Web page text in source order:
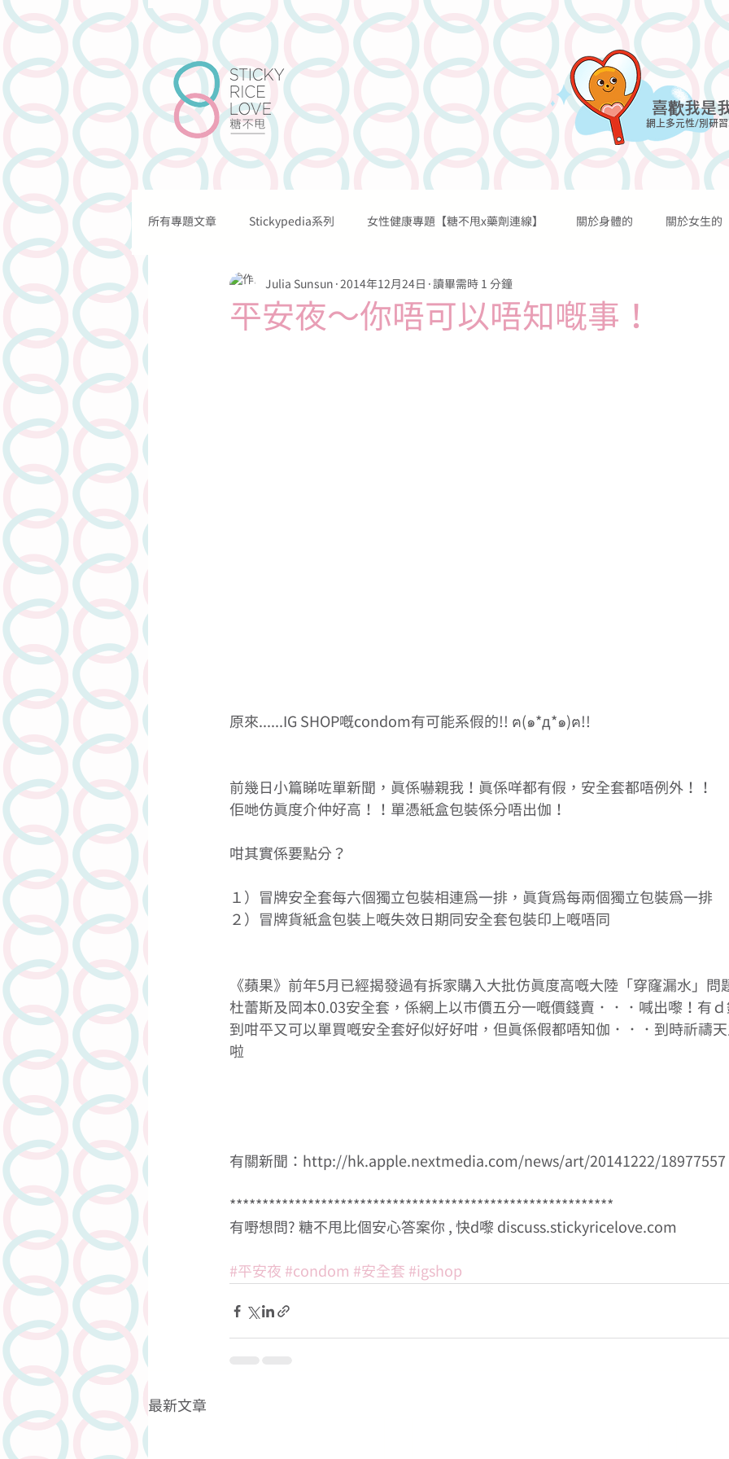
喜歡我是
網上多元性/別研
所有專題文章 Stickypedia系列 女性健康專題【糖不甩x藥劑連線】 關於身體的 關於女生的
關於情愛的 關於溝通的 關於性行為的 關於性歡愉的
平安夜～你唔可以唔知嘅事！
Julia Sunsun 2014年12月24日 讀畢需時 1 分鐘
原來......IG SHOP嘅condom有可能系假的!! ฅ(๑*д*๑)ฅ!!
前幾日小篇睇咗單新聞，真係嚇親我！真係咩都有假，安全套都唔例外！！
佢哋仿真度介仲好高！！單憑紙盒包裝係分唔出伽！
咁其實係要點分？
１）冒牌安全套每六個獨立包裝相連為一排，真貨為每兩個獨立包裝為一排
２）冒牌貨紙盒包裝上嘅失效日期同安全套包裝印上嘅唔同
《蘋果》前年5月已經揭發過有拆家購入大批仿真度高嘅大陸「穿窿漏水」問
杜蕾斯及岡本0.03安全套，係網上以市價五分一嘅價錢賣．．．喊出嚟！有
到咁平又可以單買嘅安全套好似好好咁，但真係假都唔知伽．．．到時祈禱
啦
有關新聞：http://hk.apple.nextmedia.com/news/art/20141222/18977557
***********************************************************
有嘢想問? 糖不甩比個安心答案你 , 快d嚟 discuss.stickyricelove.com
#平安夜 #condom #安全套 #igshop
最新文章